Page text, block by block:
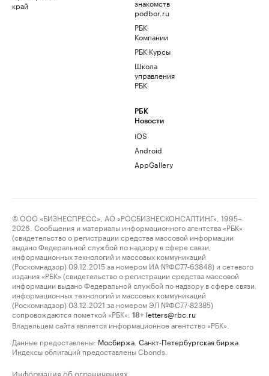
край
знакомств
podbor.ru
РБК
Компании
РБК Курсы
Школа
управления
РБК
РБК
Новости
iOS
Android
AppGallery
© ООО «БИЗНЕСПРЕСС», АО «РОСБИЗНЕСКОНСАЛТИНГ», 1995–
2026. Сообщения и материалы информационного агентства «РБК»
(свидетельство о регистрации средства массовой информации
выдано Федеральной службой по надзору в сфере связи,
информационных технологий и массовых коммуникаций
(Роскомнадзор) 09.12.2015 за номером ИА №ФС77-63848) и сетевого
издания «РБК» (свидетельство о регистрации средства массовой
информации выдано Федеральной службой по надзору в сфере связи,
информационных технологий и массовых коммуникаций
(Роскомнадзор) 03.12.2021 за номером ЭЛ №ФС77-82385)
сопровождаются пометкой «РБК».
18+ letters@rbc.ru
Владельцем сайта является информационное агентство «РБК».
Данные предоставлены: Мосбиржа Санкт-Петербургская биржа
Индексы облигаций предоставлены Cbonds.
Информация об ограничениях